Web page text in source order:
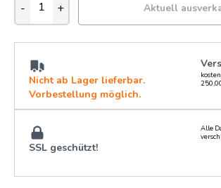
- + Aktuell
Nicht ab Lager lieferbar.
Vorbestellung möglich.
SSL geschützt!
Alle